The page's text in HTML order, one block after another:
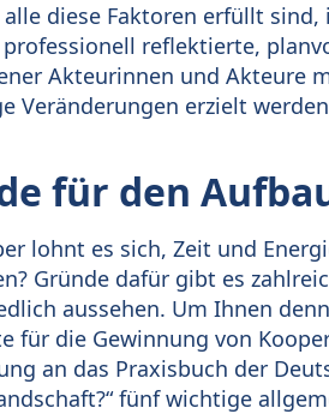
diese Faktoren erfüllt
reflektierte,
Akteurinnen und Akteure
Veränderungen erzielt
für den
lohnt es sich, Zeit und
Gründe dafür gibt es
aussehen. Um Ihnen
für die Gewinnung von
an das Praxisbuch der
fünf wichtige